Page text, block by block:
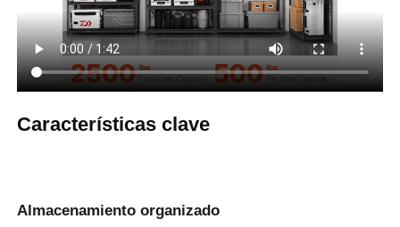
Dimensiones del
producto
18 x 48 x 72 pulgadas / 457,2
x 1219,2 x 1828,8 mm
51,6 lbs / 23,4 kg (incluidos
Características clave
Almacenamiento organizado